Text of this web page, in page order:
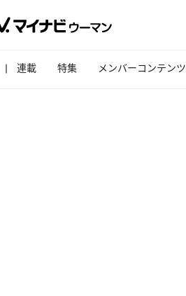
連載 特集 メンバーコンテンツ